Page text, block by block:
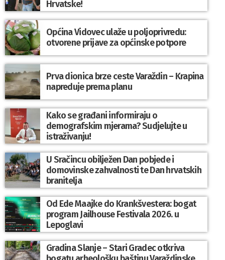
Hrvatske!
Općina Vidovec ulaže u poljoprivredu:
otvorene prijave za općinske potpore
Prva dionica brze ceste Varaždin – Krapina
napreduje prema planu
Kako se građani informiraju o
demografskim mjerama? Sudjelujte u
istraživanju!
U Sračincu obilježen Dan pobjede i
domovinske zahvalnosti te Dan hrvatskih
branitelja
Od Ede Maajke do Krankšvestera: bogat
program Jailhouse Festivala 2026. u
Lepoglavi
Gradina Slanje – Stari Gradec otkriva